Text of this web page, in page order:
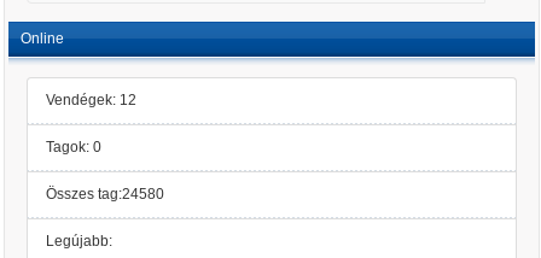
Online
Vendégek: 12
Tagok: 0
Összes tag:24580
Legújabb: